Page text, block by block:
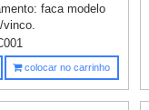
faca modelo
colocar no carrinho